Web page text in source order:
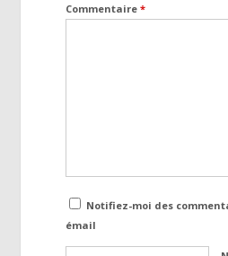
Commentaire*
Notifiez-moi des
émail